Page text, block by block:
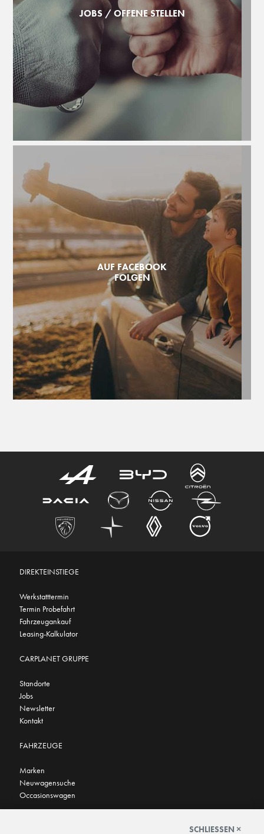
JOBS / OFFENE STELLEN
AUF FACEBOOK
FOLGEN
DIREKTEINSTIEGE
Werkstatttermin
Termin Probefahrt
Fahrzeugankauf
Leasing-Kalkulator
CARPLANET GRUPPE
Standorte
Jobs
Newsletter
Kontakt
FAHRZEUGE
Marken
Neuwagensuche
Occasionswagen
SCHLIESSEN ×